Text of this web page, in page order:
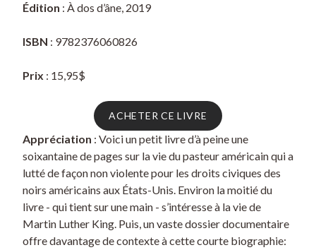
Édition : À dos d’âne, 2019
ISBN : 9782376060826
Prix : 15,95$
ACHETER CE LIVRE
Appréciation : Voici un petit livre d’à peine une
soixantaine de pages sur la vie du pasteur américain qui a
lutté de façon non violente pour les droits civiques des
noirs américains aux États-Unis. Environ la moitié du
livre - qui tient sur une main - s’intéresse à la vie de
Martin Luther King. Puis, un vaste dossier documentaire
offre davantage de contexte à cette courte biographie: